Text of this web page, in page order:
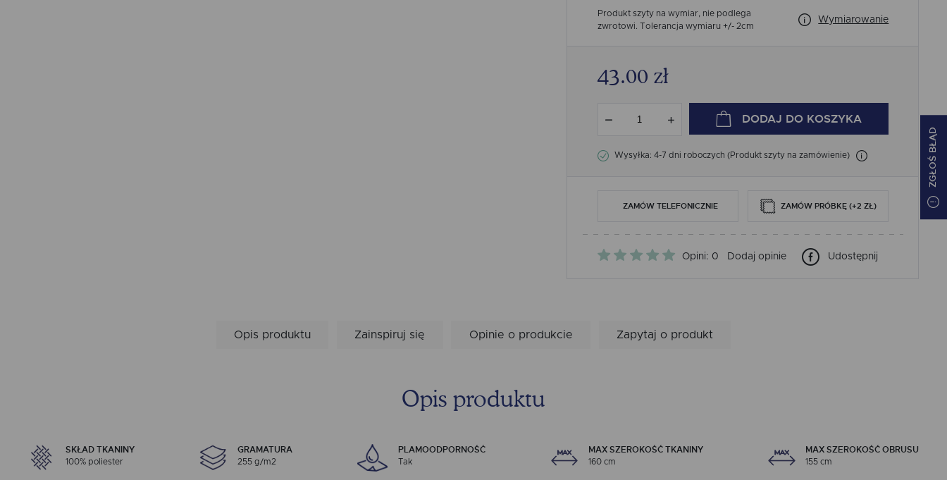
Produkt szyty na wymiar, nie podlega
zwrotowi.
Tolerancja wymiaru +/- 2cm
Wymiarowanie
43.00 zł
DODAJ DO KOSZYKA
Wysyłka: 4-7 dni roboczych (Produkt szyty na zamówienie)
ZAMÓW TELEFONICZNIE ZAMÓW PRÓBKĘ (+2 ZŁ)
Opini: 0 Dodaj opinie Udostępnij
Opis produktu Zainspiruj się Opinie o produkcie Zapytaj o produkt
Opis produktu
SKŁAD TKANINY
100% poliester
GRAMATURA
255 g/m2
PLAMOODPORNOŚĆ
Tak
MAX SZEROKOŚĆ TKANINY
160 cm
MAX SZEROKOŚĆ OBRUSU
155 cm
ZGŁOŚ BŁĄD